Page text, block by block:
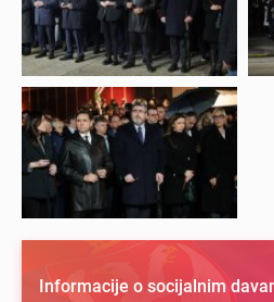
Informacije o socijalnim